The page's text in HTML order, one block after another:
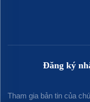
Đăng ký
Tham gia bản tin của